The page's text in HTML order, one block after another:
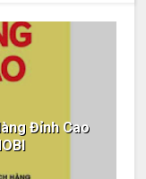
Đỉnh Cao